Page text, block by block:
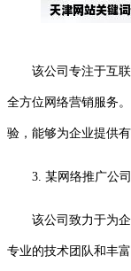
该公司专注于互
全方位网络营销服务
验，能够为企业提供
3. 某网络推广公司
该公司致力于为
专业的技术团队和丰